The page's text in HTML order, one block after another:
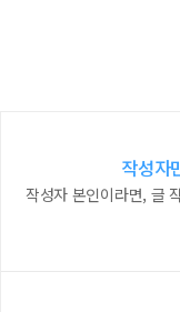
작성자
작성자 본인이라면, 글